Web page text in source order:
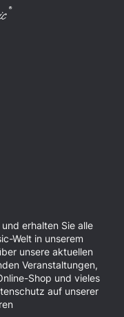
erhalten Sie alle
Welt in unserem
unsere aktuellen
Veranstaltungen,
Shop und vieles
auf unserer